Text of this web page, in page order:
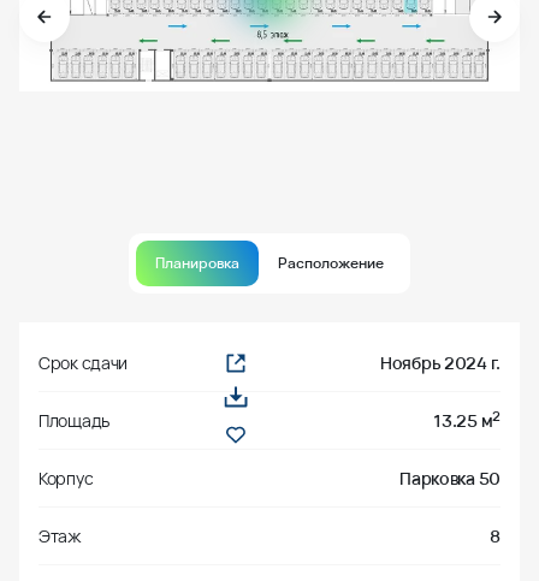
Планировка Расположение
Срок сдачи Ноябрь 2024 г.
Площадь 13.25 м2
Корпус Парковка 50
Этаж 8